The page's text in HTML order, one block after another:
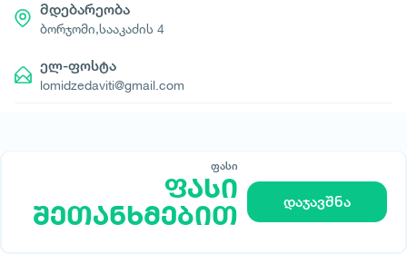
ფასი
ფასი
შეთანხმებით
დაჯავშნა
მდებარეობა
ბორჯომი,სააკაძის 4
ელ-ფოსტა
lomidzedaviti@gmail.com
© All rights reserved 2026 - დამზადებულია